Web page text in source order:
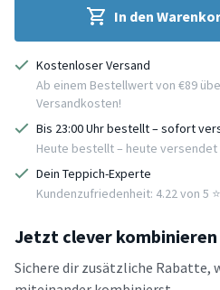
In den
Kostenloser Versand
Ab einem Bestellwert von €89
Versandkosten!
Bis 23:00 Uhr bestellt – sofort
Heute bestellt – heute versendet
Dein Teppich-Experte
Kundenzufriedenheit: 4.22 von 5
Jetzt clever kombinieren
Sichere dir zusätzliche Rabatte,